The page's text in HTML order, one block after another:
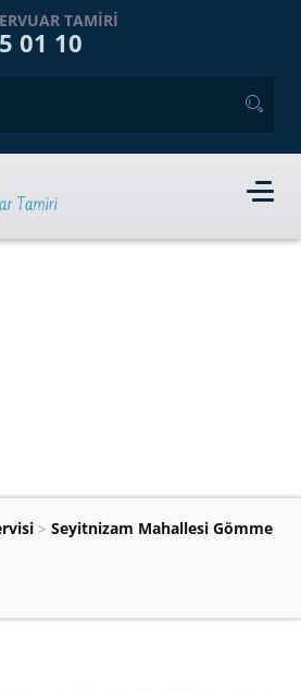
TAMIRI
01 10
> Seyitnizam Mahallesi Gömme